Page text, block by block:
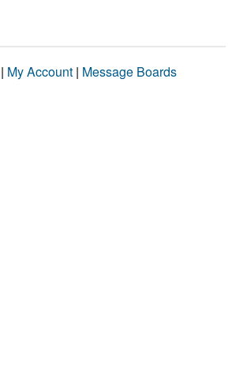
| My Account | Message Boards